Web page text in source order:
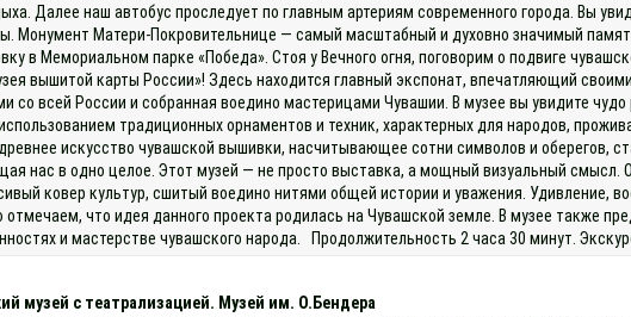
Далее наш автобус проследует по главным артериям современного города. Вы
Монумент Матери-Покровительнице — самый масштабный и духовно значимый
в Мемориальном парке «Победа». Стоя у Вечного огня, поговорим о подвиге
вышитой карты России»! Здесь находится главный экспонат, впечатляющий
со всей России и собранная воедино мастерицами Чувашии. В музее вы увидите
традиционных орнаментов и техник, характерных для народов,
искусство чувашской вышивки, насчитывающее сотни символов и оберегов,
нас в одно целое. Этот музей — не просто выставка, а мощный визуальный смысл.
ковер культур, сшитый воедино нитями общей истории и уважения. Удивление,
отмечаем, что идея данного проекта родилась на Чувашской земле. В музее также
и мастерстве чувашского народа. Продолжительность 2 часа 30 минут.
музей с театрализацией. Музей им. О.Бендера